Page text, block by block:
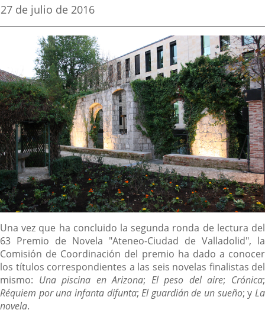
aplicación
externa.
aplicación
externa.
Fecha
la
27 de julio de 2016
Descripción
Una vez que ha concluido la segunda ronda de lectura del
63 Premio de Novela "Ateneo-Ciudad de Valladolid", la
Comisión de Coordinación del premio ha dado a conocer
los títulos correspondientes a las seis novelas finalistas del
mismo: Una piscina en Arizona; El peso del aire; Crónica;
Réquiem por una infanta difunta;El guardián de un sueño; yLa
novela.